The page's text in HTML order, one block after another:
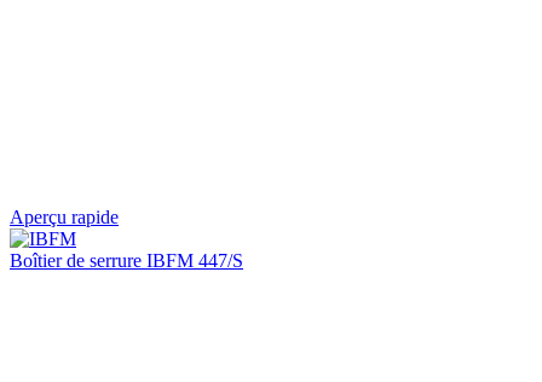
Aperçu rapide
Boîtier de serrure IBFM 447/S